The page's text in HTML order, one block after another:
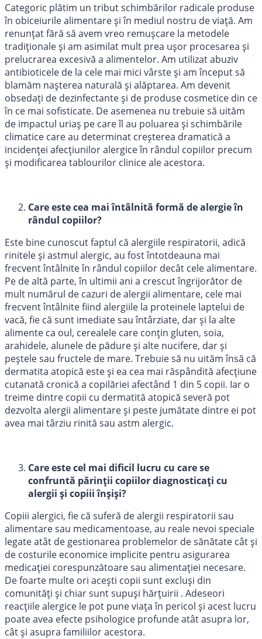
Categoric plătim un tribut schimbărilor radicale produse
în obiceiurile alimentare și în mediul nostru de viață. Am
renunțat fără să avem vreo remușcare la metodele
tradiționale și am asimilat mult prea ușor procesarea și
prelucrarea excesivă a alimentelor. Am utilizat abuziv
antibioticele de la cele mai mici vârste și am început să
blamăm nașterea naturală și alăptarea. Am devenit
obsedați de dezinfectante și de produse cosmetice din ce
în ce mai sofisticate. De asemenea nu trebuie să uităm
de impactul uriaș pe care îl au poluarea și schimbările
climatice care au determinat creșterea dramatică a
incidenței afecțiunilor alergice în rândul copiilor precum
și modificarea tablourilor clinice ale acestora.
Care este cea mai întâlnită formă de alergie în
rândul copiilor?
Este bine cunoscut faptul că alergiile respiratorii, adică
rinitele și astmul alergic, au fost întotdeauna mai
frecvent întâlnite în rândul copiilor decât cele alimentare.
Pe de altă parte, în ultimii ani a crescut îngrijorător de
mult numărul de cazuri de alergii alimentare, cele mai
frecvent întâlnite fiind alergiile la proteinele laptelui de
vacă, fie că sunt imediate sau întârziate, dar și la alte
alimente ca oul, cerealele care conțin gluten, soia,
arahidele, alunele de pădure și alte nucifere, dar și
peștele sau fructele de mare. Trebuie să nu uităm însă că
dermatita atopică este și ea cea mai răspândită afecțiune
cutanată cronică a copilăriei afectând 1 din 5 copii. Iar o
treime dintre copii cu dermatită atopică severă pot
dezvolta alergii alimentare şi peste jumătate dintre ei pot
avea mai târziu rinită sau astm alergic.
Care este cel mai dificil lucru cu care se
confruntă părinții copiilor diagnosticați cu
alergii și copiii înșiși?
Copiii alergici, fie că suferă de alergii respiratorii sau
alimentare sau medicamentoase, au reale nevoi speciale
legate atât de gestionarea problemelor de sănătate cât și
de costurile economice implicite pentru asigurarea
medicației corespunzătoare sau alimentației necesare.
De foarte multe ori acești copii sunt excluşi din
comunități și chiar sunt supuși hărțuirii . Adeseori
reacțiile alergice le pot pune viața în pericol și acest lucru
poate avea efecte psihologice profunde atât asupra lor,
cât și asupra familiilor acestora.